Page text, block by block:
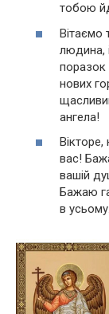
тобою
Вітаємо
людина,
поразок
нових
ангела!
вас!
вашій
Бажаю
в